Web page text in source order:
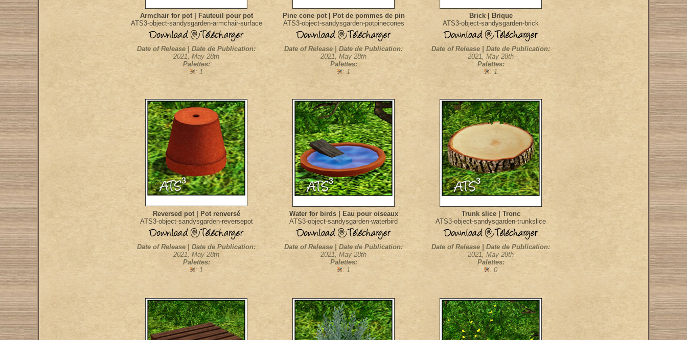
Armchair for pot | Fauteuil pour pot
ATS3-object-sandysgarden-armchair-surface
Pine cone pot | Pot de pommes de pin
ATS3-object-sandysgarden-potpinecones
Brick | Brique
ATS3-object-sandysgarden-brick
Date of Release | Date de Publication:
2021, May 28th
Palettes:
: 1
Date of Release | Date de Publication:
2021, May 28th
Palettes:
: 1
Date of Release | Date de Publication:
2021, May 28th
Palettes:
: 1
Reversed pot | Pot renversé
ATS3-object-sandysgarden-reversepot
Water for birds | Eau pour oiseaux
ATS3-object-sandysgarden-waterbird
Trunk slice | Tronc
ATS3-object-sandysgarden-trunkslice
Date of Release | Date de Publication:
2021, May 28th
Palettes:
: 1
Date of Release | Date de Publication:
2021, May 28th
Palettes:
: 1
Date of Release | Date de Publication:
2021, May 28th
Palettes:
: 0